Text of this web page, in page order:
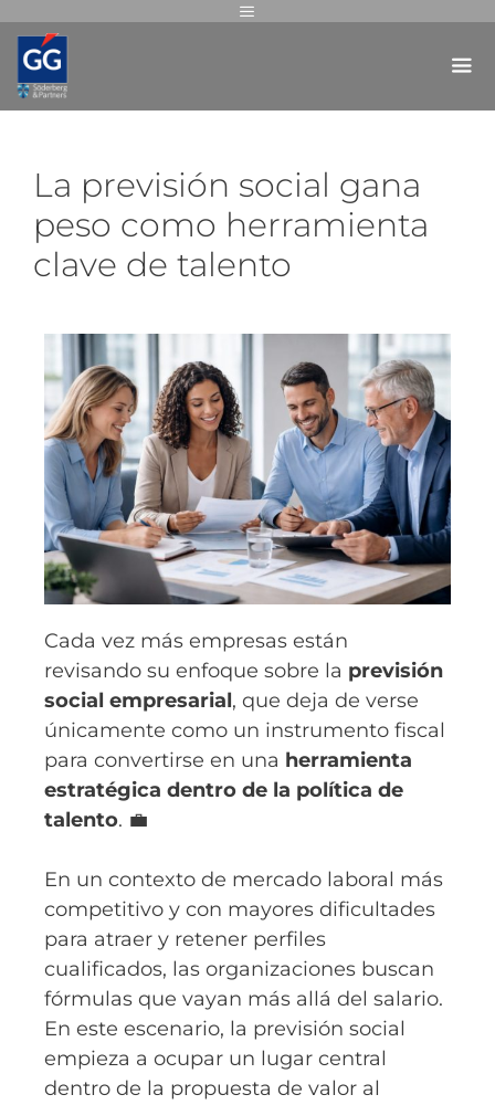
La previsión social gana
peso como herramienta
clave de talento
Cada vez más empresas están
revisando su enfoque sobre la previsión
social empresarial, que deja de verse
únicamente como un instrumento fiscal
para convertirse en una herramienta
estratégica dentro de la política de
talento. 💼
En un contexto de mercado laboral más
competitivo y con mayores dificultades
para atraer y retener perfiles
cualificados, las organizaciones buscan
fórmulas que vayan más allá del salario.
En este escenario, la previsión social
empieza a ocupar un lugar central
dentro de la propuesta de valor al